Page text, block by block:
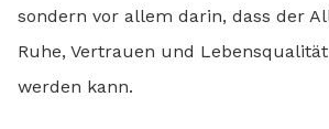
sondern vor allem darin, dass der
Ruhe, Vertrauen und
werden kann.